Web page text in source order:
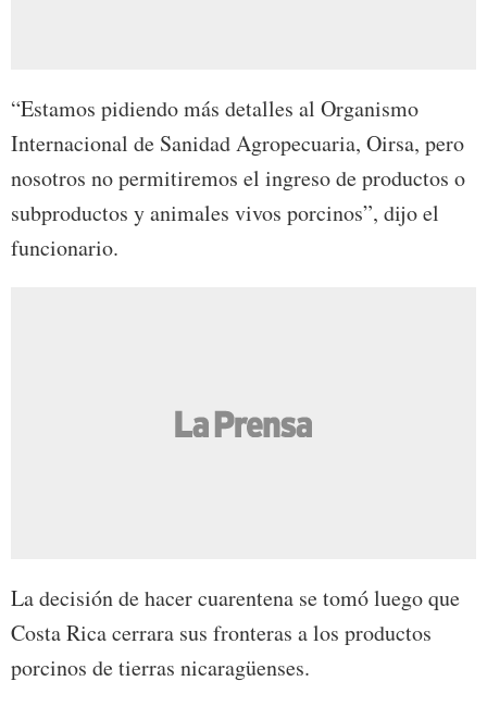
“Estamos pidiendo más detalles al Organismo
Internacional de Sanidad Agropecuaria, Oirsa, pero
nosotros no permitiremos el ingreso de productos o
subproductos y animales vivos porcinos”, dijo el
funcionario.
La decisión de hacer cuarentena se tomó luego que
Costa Rica cerrara sus fronteras a los productos
porcinos de tierras nicaragüenses.